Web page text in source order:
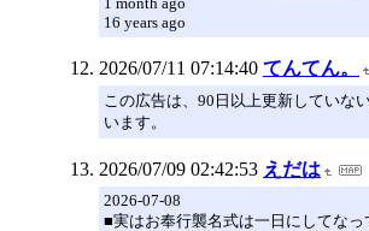
16 years ago
2026/07/11 07:14:40 てんてん。
この広告は、90日以上更新していな
います。
2026/07/09 02:42:53 えだは
2026-07-08
■実はお奉行襲名式は一日にしてなっ